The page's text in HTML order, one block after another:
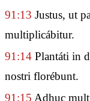
91:13 Justus, ut
multiplicábitur.
91:14 Plantáti in
nostri florébunt.
91:15 Adhuc